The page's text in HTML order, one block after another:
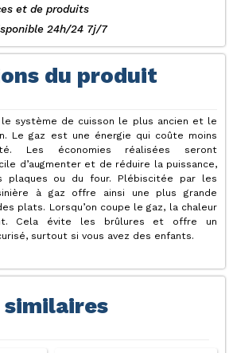
et de produits
24h/24 7j/7
du produit
système de cuisson le plus ancien et le
Le gaz est une énergie qui coûte moins
Les économies réalisées seront
d’augmenter et de réduire la puissance,
ou du four. Plébiscitée par les
à gaz offre ainsi une plus grande
plats. Lorsqu’on coupe le gaz, la chaleur
Cela évite les brûlures et offre un
surtout si vous avez des enfants.